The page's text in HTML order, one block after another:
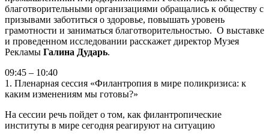
благотворительными организациями обращались к обществу с
призывами заботиться о здоровье, повышать уровень
грамотности и заниматься благотворительностью. О выставке
и проведенном исследовании расскажет директор Музея
Рекламы Галина Дударь.
09:45 – 10:40
1. Пленарная сессия «Филантропия в мире поликризиса: к
каким изменениям мы готовы?»
На сессии речь пойдет о том, как филантропические
институты в мире сегодня реагируют на ситуацию